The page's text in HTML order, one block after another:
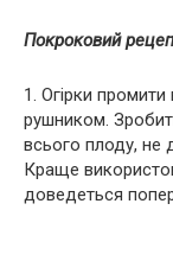
Покроковий
1. Огірки
рушником.
всього плоду, не
Краще
доведеться